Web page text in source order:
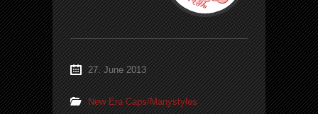
27. June 2013
New Era Caps/Manystyles